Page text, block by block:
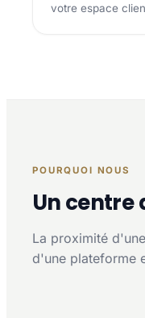
votre espace
POURQUOI NOUS
Un centre
La proximité
d'une plateforme